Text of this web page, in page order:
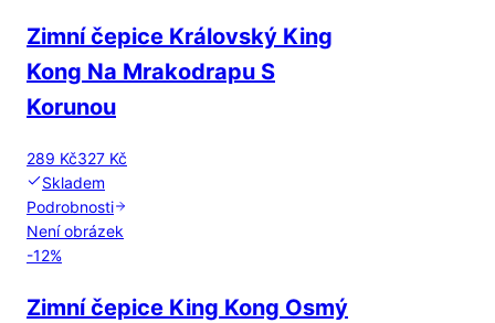
Zimní čepice Královský King
Kong Na Mrakodrapu S
Korunou
289 Kč327 Kč
Skladem
Podrobnosti
Není obrázek
-12%
Zimní čepice King Kong Osmý